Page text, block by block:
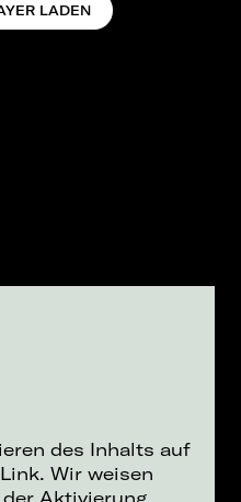
LADEN
des Inhalts auf
Wir weisen
Aktivierung